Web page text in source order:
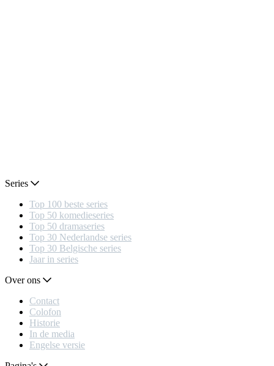
Series
Top 100 beste series
Top 50 komedieseries
Top 50 dramaseries
Top 30 Nederlandse series
Top 30 Belgische series
Jaar in series
Over ons
Contact
Colofon
Historie
In de media
Engelse versie